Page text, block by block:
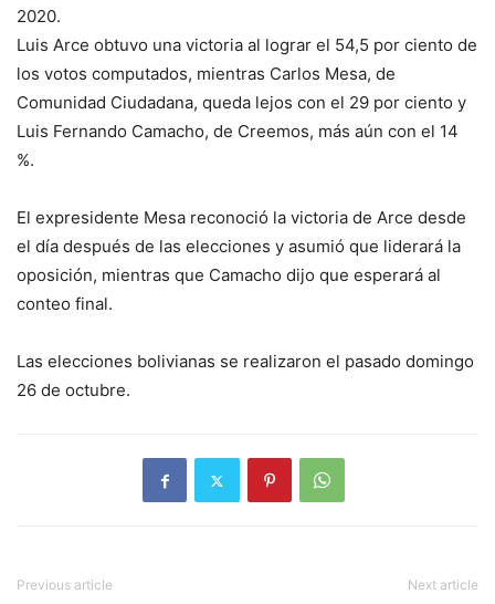
2020.
Luis Arce obtuvo una victoria al lograr el 54,5 por ciento de
los votos computados, mientras Carlos Mesa, de
Comunidad Ciudadana, queda lejos con el 29 por ciento y
Luis Fernando Camacho, de Creemos, más aún con el 14
%.
El expresidente Mesa reconoció la victoria de Arce desde
el día después de las elecciones y asumió que liderará la
oposición, mientras que Camacho dijo que esperará al
conteo final.
Las elecciones bolivianas se realizaron el pasado domingo
26 de octubre.
Previous article Next article